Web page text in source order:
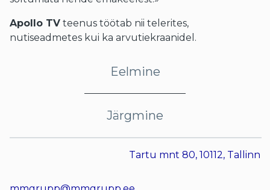
Apollo TV teenus töötab nii telerites,
nutiseadmetes kui ka arvutiekraanidel.
Eelmine
Järgmine
Tartu mnt 80, 10112, Tallinn